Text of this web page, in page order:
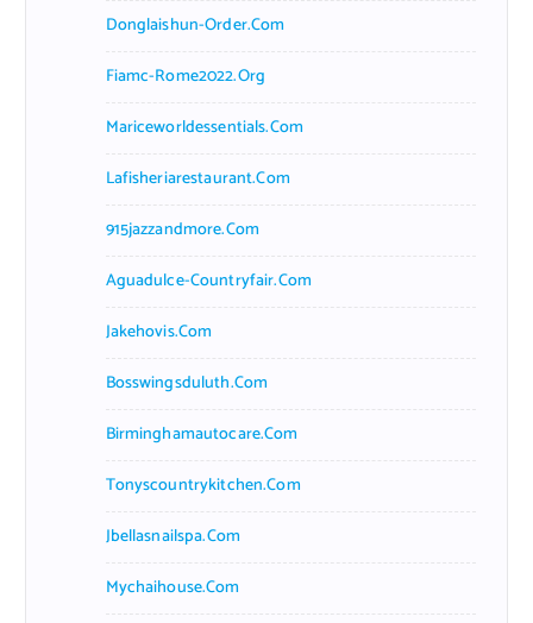
Donglaishun-Order.com
Fiamc-Rome2022.org
Mariceworldessentials.com
Lafisheriarestaurant.com
915jazzandmore.com
Aguadulce-Countryfair.com
Jakehovis.com
Bosswingsduluth.com
Birminghamautocare.com
Tonyscountrykitchen.com
Jbellasnailspa.com
Mychaihouse.com